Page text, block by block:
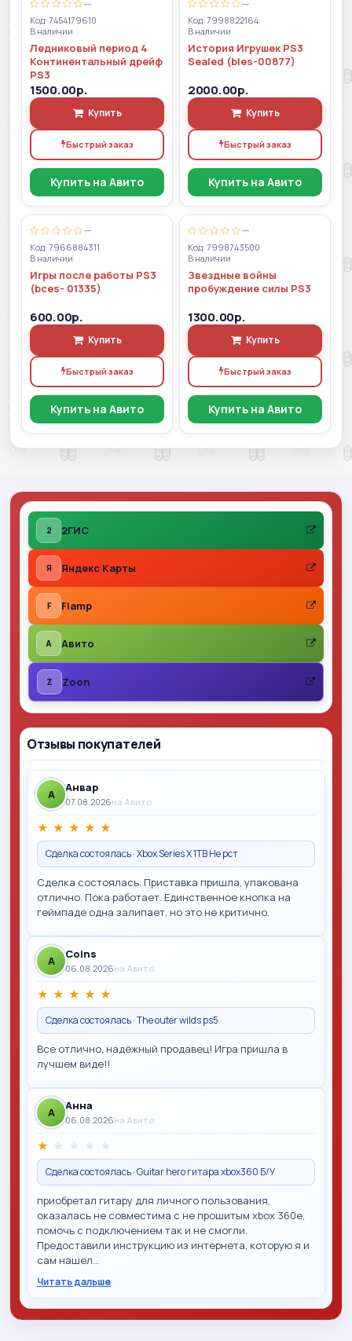
—
Код: 7454179610
В наличии
Ледниковый период 4
Континентальный дрейф
PS3
1500.00р.
Купить
Быстрый заказ
Купить на Авито
—
Код: 7998822164
В наличии
История Игрушек PS3
Sealed (bles-00877)
2000.00р.
Купить
Быстрый заказ
Купить на Авито
—
Код: 7966884311
В наличии
Игры после работы PS3
(bces- 01335)
600.00р.
Купить
Быстрый заказ
Купить на Авито
—
Код: 7998743500
В наличии
Звездные войны
пробуждение силы PS3
1300.00р.
Купить
Быстрый заказ
Купить на Авито
Отзывы покупателей
A Анвар
07.08.2026на Авито
★ ★ ★ ★ ★
Сделка состоялась · Xbox Series X 1TB Не рст
Сделка состоялась. Приставка пришла, упакована
отлично. Пока работает. Единственное кнопка на
геймпаде одна залипает, но это не критично.
A Coins
06.08.2026на Авито
★ ★ ★ ★ ★
Сделка состоялась · The outer wilds ps5
Все отлично, надёжный продавец! Игра пришла в
лучшем виде!!
A Анна
06.08.2026на Авито
★ ★ ★ ★ ★
Сделка состоялась · Guitar hero гитара xbox360 Б/У
приобретал гитару для личного пользования,
оказалась не совместима с не прошитым xbox 360e,
помочь с подключением так и не смогли.
Предоставили инструкцию из интернета, которую я и
сам нашел…
Читать дальше
2 2ГИС
Я Яндекс Карты
F Flamp
A Авито
Z Zoon